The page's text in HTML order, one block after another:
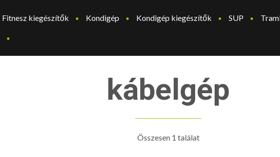
Fitnesz kiegészítők Kondigép Kondigép kiegészítők SUP
kábelgép
Összesen 1 találat